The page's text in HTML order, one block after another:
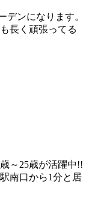
デンになります。
長く頑張ってる
～25歳が活躍中!!
南口から1分と居